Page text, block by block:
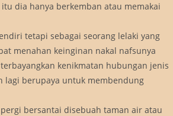
dia hanya berkemban atau memakai
tetapi sebagai seorang lelaki yang
menahan keinginan nakal nafsunya
kenikmatan hubungan jenis
lagi berupaya untuk membendung
bersantai disebuah taman air atau